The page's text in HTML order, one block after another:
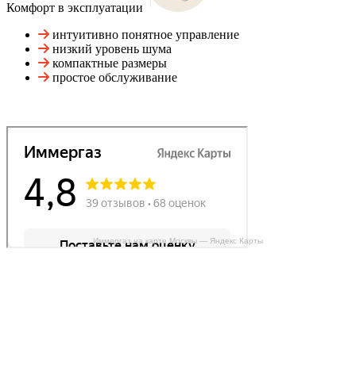
Комфорт в эксплуатации
интуитивно понятное управление
низкий уровень шума
компактные размеры
простое обслуживание
Иммергаз на карте Москвы — Яндекс Карты